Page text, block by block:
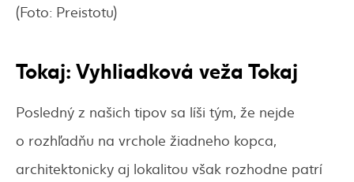
(Foto: Preistotu)
Tokaj: Vyhliadková veža Tokaj
Posledný z našich tipov sa líši tým, že nejde
o rozhľadňu na vrchole žiadneho kopca,
architektonicky aj lokalitou však rozhodne patrí